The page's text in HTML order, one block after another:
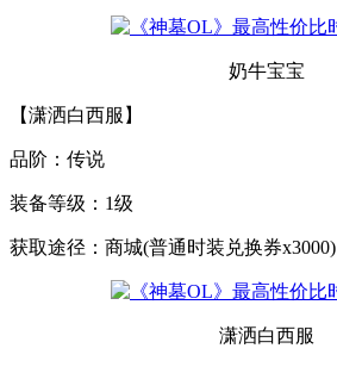
奶牛宝宝
【潇洒白西服】
品阶：传说
装备等级：1级
获取途径：商城(普通时装兑换券x3000)
潇洒白西服